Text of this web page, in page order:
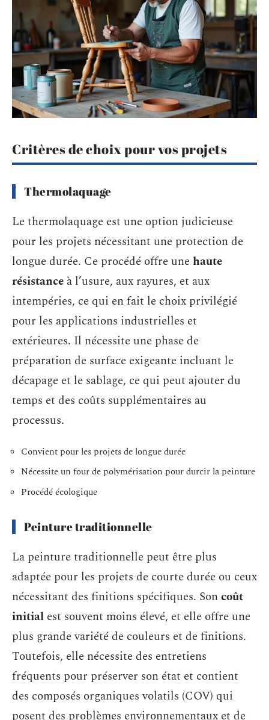
Critères de choix pour vos projets
Thermolaquage
Le thermolaquage est une option judicieuse
pour les projets nécessitant une protection de
longue durée. Ce procédé offre unehaute
résistance à l’usure, aux rayures, et aux
intempéries, ce qui en fait le choix privilégié
pour les applications industrielles et
extérieures. Il nécessite une phase de
préparation de surface exigeante incluant le
décapage et le sablage, ce qui peut ajouter du
temps et des coûts supplémentaires au
processus.
Convient pour les projets de longue durée
Nécessite un four de polymérisation pour durcir la peinture
Procédé écologique
Peinture traditionnelle
La peinture traditionnelle peut être plus
adaptée pour les projets de courte durée ou ceux
nécessitant des finitions spécifiques. Soncoût
initial est souvent moins élevé, et elle offre une
plus grande variété de couleurs et de finitions.
Toutefois, elle nécessite des entretiens
fréquents pour préserver son état et contient
des composés organiques volatils (COV) qui
posent des problèmes environnementaux et de